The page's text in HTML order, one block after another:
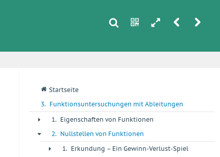
s n h r u
q Startseite
3. Funktionsuntersuchungen mit Ableitungen
+ 1. Eigenschaften von Funktionen
- 2. Nullstellen von Funktionen
+ 1. Erkundung – Ein Gewinn-Verlust-Spiel